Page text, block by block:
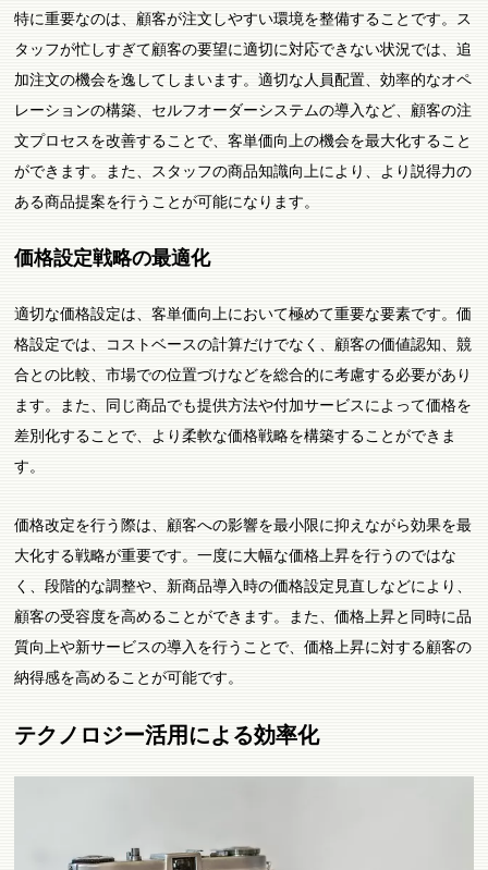
特に重要なのは、顧客が注文しやすい環境を整備することです。ス
タッフが忙しすぎて顧客の要望に適切に対応できない状況では、追
加注文の機会を逸してしまいます。適切な人員配置、効率的なオペ
レーションの構築、セルフオーダーシステムの導入など、顧客の注
文プロセスを改善することで、客単価向上の機会を最大化すること
ができます。また、スタッフの商品知識向上により、より説得力の
ある商品提案を行うことが可能になります。
価格設定戦略の最適化
適切な価格設定は、客単価向上において極めて重要な要素です。価
格設定では、コストベースの計算だけでなく、顧客の価値認知、競
合との比較、市場での位置づけなどを総合的に考慮する必要があり
ます。また、同じ商品でも提供方法や付加サービスによって価格を
差別化することで、より柔軟な価格戦略を構築することができま
す。
価格改定を行う際は、顧客への影響を最小限に抑えながら効果を最
大化する戦略が重要です。一度に大幅な価格上昇を行うのではな
く、段階的な調整や、新商品導入時の価格設定見直しなどにより、
顧客の受容度を高めることができます。また、価格上昇と同時に品
質向上や新サービスの導入を行うことで、価格上昇に対する顧客の
納得感を高めることが可能です。
テクノロジー活用による効率化